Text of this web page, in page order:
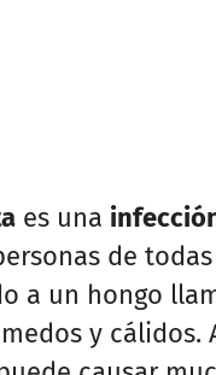
es una
de
a un hongo
y cálidos.